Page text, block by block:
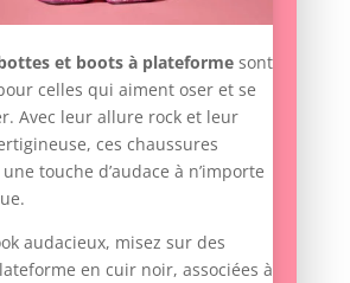
et boots à plateformesont
celles qui aiment oser et se
Avec leur allure rock et leur
ces chaussures
touche d’audace à n’importe
audacieux, misez sur des
en cuir noir, associées à